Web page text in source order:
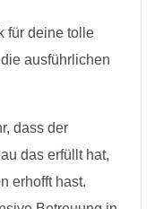
für deine tolle
ausführlichen
dass der
das erfüllt hat,
erhofft hast.